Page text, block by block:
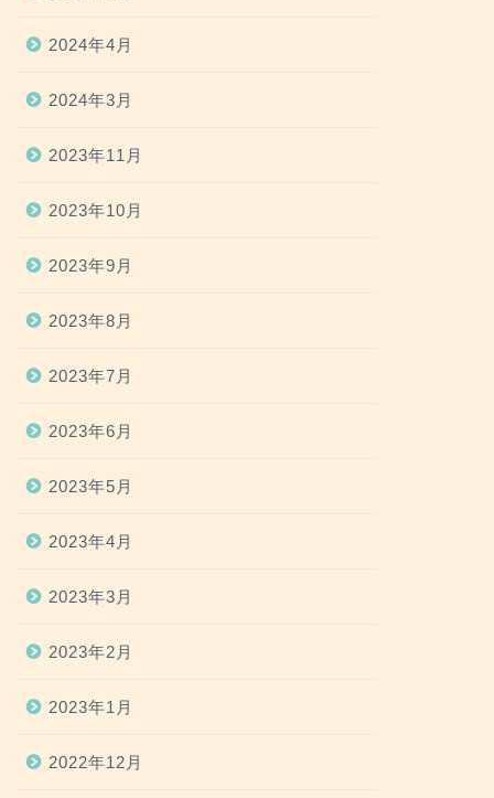
2024年4月
2024年3月
2023年11月
2023年10月
2023年9月
2023年8月
2023年7月
2023年6月
2023年5月
2023年4月
2023年3月
2023年2月
2023年1月
2022年12月